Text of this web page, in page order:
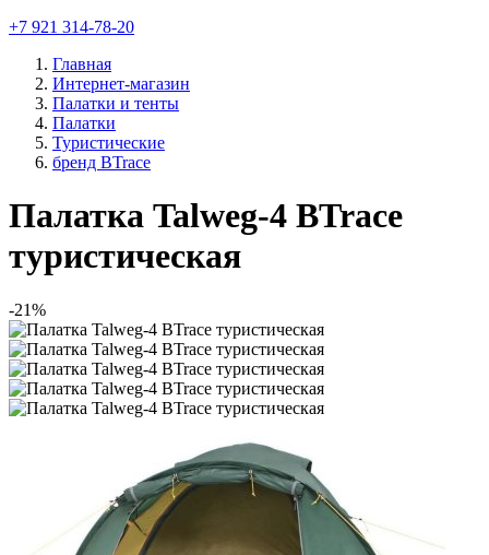
+7 921 314-78-20
Главная
Интернет-магазин
Палатки и тенты
Палатки
Туристические
бренд BTrace
Палатка Talweg-4 BTrace
туристическая
-21%